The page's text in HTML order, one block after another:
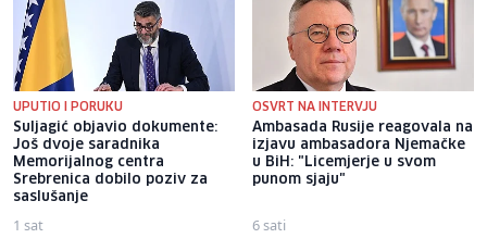
UPUTIO I PORUKU
Suljagić objavio dokumente:
Još dvoje saradnika
Memorijalnog centra
Srebrenica dobilo poziv za
saslušanje
1 sat
OSVRT NA INTERVJU
Ambasada Rusije reagovala na
izjavu ambasadora Njemačke
u BiH: "Licemjerje u svom
punom sjaju"
6 sati